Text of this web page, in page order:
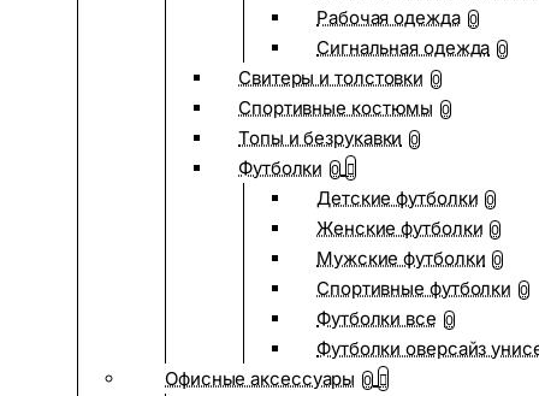
Рабочая одежда 0
Сигнальная одежда 0
Свитеры и толстовки 0
Спортивные костюмы 0
Топы и безрукавки 0
Футболки 0
Детские футболки 0
Женские футболки 0
Мужские футболки 0
Спортивные футболки 0
Футболки все 0
Футболки оверсайз
Офисные аксессуары 0